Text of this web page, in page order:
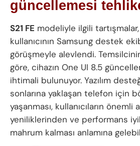
güncellemesi
S21 FE modeliyle ilgili
kullanıcının Samsung destek
görüşmeyle alevlendi.
göre, cihazın One UI 8.5
ihtimali bulunuyor. Yazılım
sonlarına yaklaşan telefon için
yaşanması, kullanıcıların önemli
yeniliklerinden ve performans
mahrum kalması anlamına